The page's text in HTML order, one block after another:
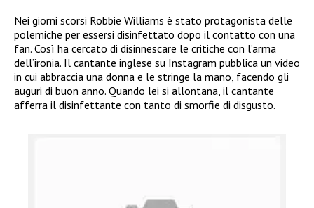
Nei giorni scorsi Robbie Williams è stato protagonista delle
polemiche per essersi disinfettato dopo il contatto con una
fan. Così ha cercato di disinnescare le critiche con l’arma
dell’ironia. Il cantante inglese su Instagram pubblica un video
in cui abbraccia una donna e le stringe la mano, facendo gli
auguri di buon anno. Quando lei si allontana, il cantante
afferra il disinfettante con tanto di smorfie di disgusto.